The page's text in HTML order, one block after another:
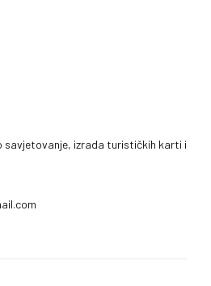
savjetovanje, izrada turističkih karti i